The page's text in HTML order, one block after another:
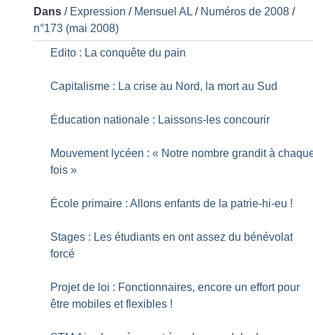
Dans / Expression / Mensuel AL / Numéros de 2008 /
n°173 (mai 2008)
Edito : La conquête du pain
Capitalisme : La crise au Nord, la mort au Sud
Éducation nationale : Laissons-les concourir
Mouvement lycéen : « Notre nombre grandit à
fois »
École primaire : Allons enfants de la patrie-hi-eu !
Stages : Les étudiants en ont assez du bénévolat
forcé
Projet de loi : Fonctionnaires, encore un effort pour
être mobiles et flexibles !